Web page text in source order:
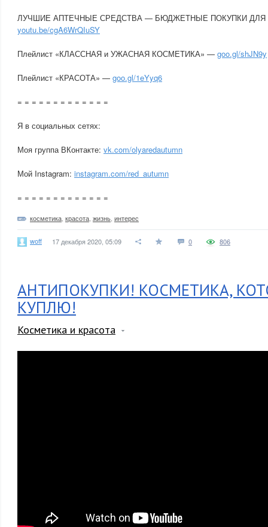
ЛУЧШИЕ АПТЕЧНЫЕ СРЕДСТВА — БЮДЖЕТНЫЕ ПОКУПКИ
youtu.be/cgA6WrQIuSY
Плейлист «КЛАССНАЯ и УЖАСНАЯ КОСМЕТИКА» — goo.gl/shJN9y
Плейлист «КРАСОТА» — goo.gl/1eYyq6
= = = = = = = = = = = = =
Я в социальных сетях:
Моя группа ВКонтакте: vk.com/olyaredautumn
Мой Instagram: instagram.com/red_autumn
= = = = = = = = = = = = =
косметика красота жизнь интерес
woff 17 декабря 2020, 05:09 0 806
АНТИПОКУПКИ! КОСМЕТИКА,
КУПЛЮ!
Косметика и красота